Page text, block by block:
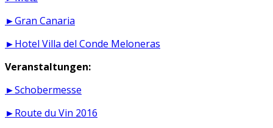
►Gran Canaria
►Hotel Villa del Conde Meloneras
Veranstaltungen:
►Schobermesse
►Route du Vin 2016